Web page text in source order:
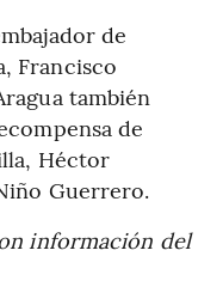
de
Francisco
también
de
Héctor
Guerrero.
información del